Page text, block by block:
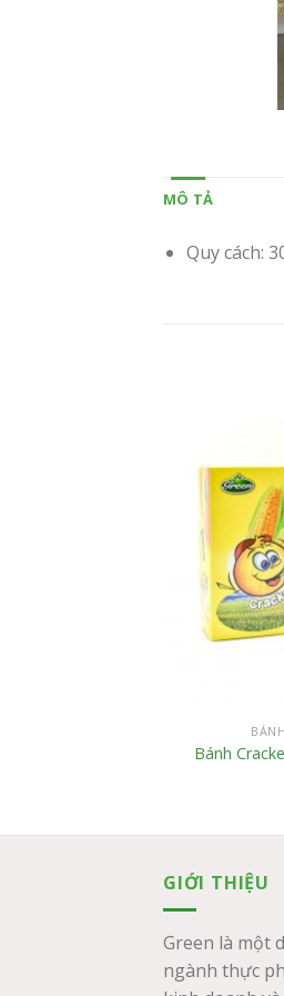
MÔ TẢ
Quy cách:
Bánh
GIỚI THIỆU
Green là một
ngành thực